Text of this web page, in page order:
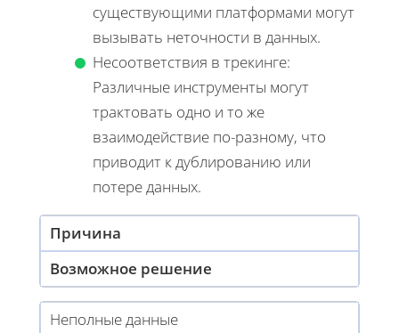
существующими платформами могут
вызывать неточности в данных.
Несоответствия в трекинге:
Различные инструменты могут
трактовать одно и то же
взаимодействие по-разному, что
приводит к дублированию или
потере данных.
Причина
Возможное решение
Неполные данные